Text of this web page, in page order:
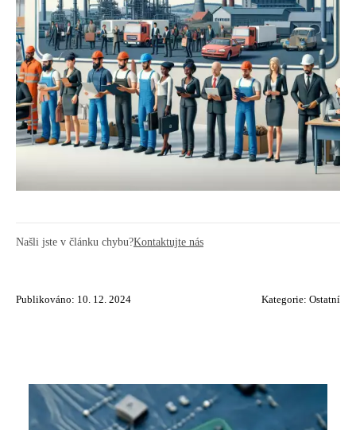
Našli jste v článku chybu?Kontaktujte nás
Publikováno: 10. 12. 2024 Kategorie: Ostatní